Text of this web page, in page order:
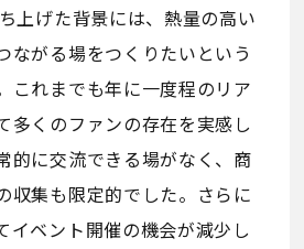
上げた背景には、熱量の高い
ながる場をつくりたいという
これまでも年に一度程のリア
多くのファンの存在を実感し
的に交流できる場がなく、商
収集も限定的でした。さらに
イベント開催の機会が減少し